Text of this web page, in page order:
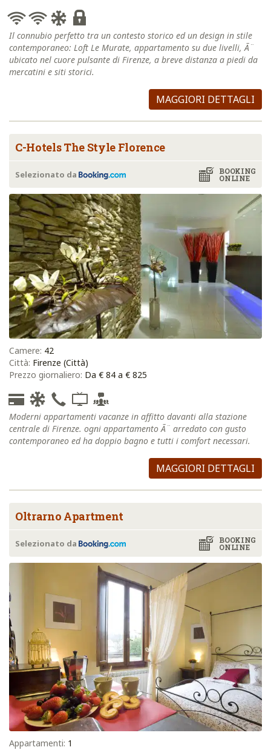
Il connubio perfetto tra un contesto storico ed un design in stile
contemporaneo: Loft Le Murate, appartamento su due livelli, Ã¨
ubicato nel cuore pulsante di Firenze, a breve distanza a piedi da
mercatini e siti storici.
MAGGIORI DETTAGLI
C-Hotels The Style Florence
BOOKING
ONLINE
Selezionato da
Camere: 42
Città: Firenze (Città)
Prezzo giornaliero: Da € 84 a € 825
Moderni appartamenti vacanze in affitto davanti alla stazione
centrale di Firenze. ogni appartamento Ã¨ arredato con gusto
contemporaneo ed ha doppio bagno e tutti i comfort necessari.
MAGGIORI DETTAGLI
Oltrarno Apartment
BOOKING
ONLINE
Selezionato da
Appartamenti: 1